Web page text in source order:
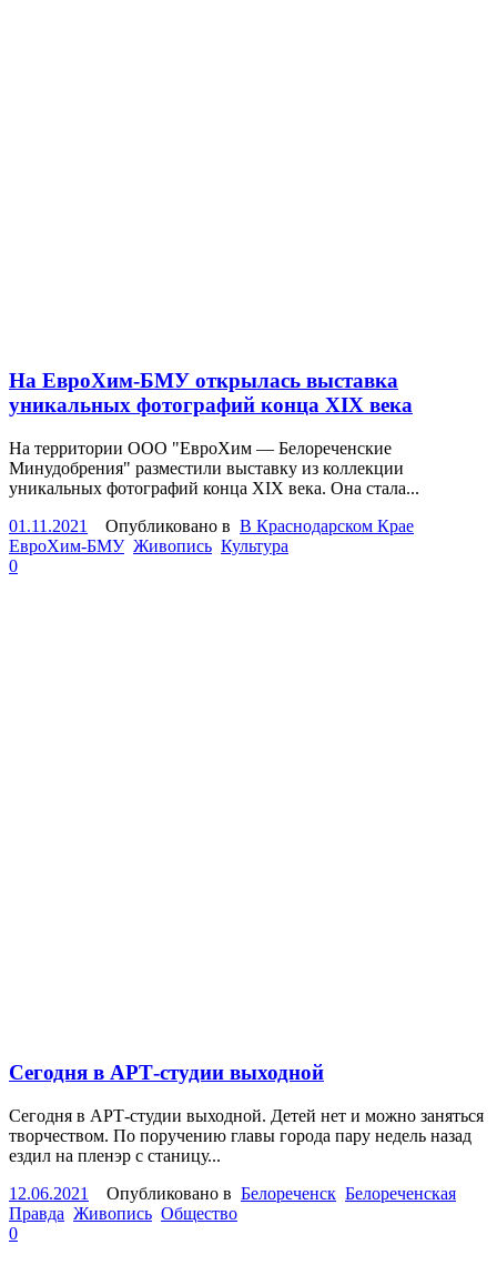
На ЕвроХим-БМУ открылась выставка
уникальных фотографий конца XIX века
На территории ООО "ЕвроХим — Белореченские
Минудобрения" разместили выставку из коллекции
уникальных фотографий конца XIX века. Она стала...
01.11.2021
Опубликовано в В Краснодарском Крае
ЕвроХим-БМУ Живопись Культура
0
Сегодня в АРТ-студии выходной
Сегодня в АРТ-студии выходной. Детей нет и можно заняться
творчеством. По поручению главы города пару недель назад
ездил на пленэр с станицу...
12.06.2021
Опубликовано в Белореченск Белореченская
Правда Живопись Общество
0